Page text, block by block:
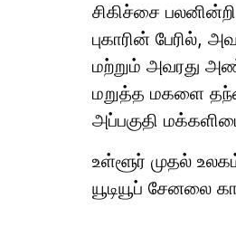
சிகிச்சை
புகாரின் பேரில்,
மற்றும் அவரது
மறுத்த மகளை
அப்பகுதி
உள்ளூர் முதல்
யூடியூப் சேனலை